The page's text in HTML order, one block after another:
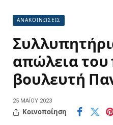
ΑΝΑΚΟΙΝΩΣΕΙΣ
απώλεια
βουλευτή
25 ΜΑΪ́ΟΥ 2023
Κοινοποίηση